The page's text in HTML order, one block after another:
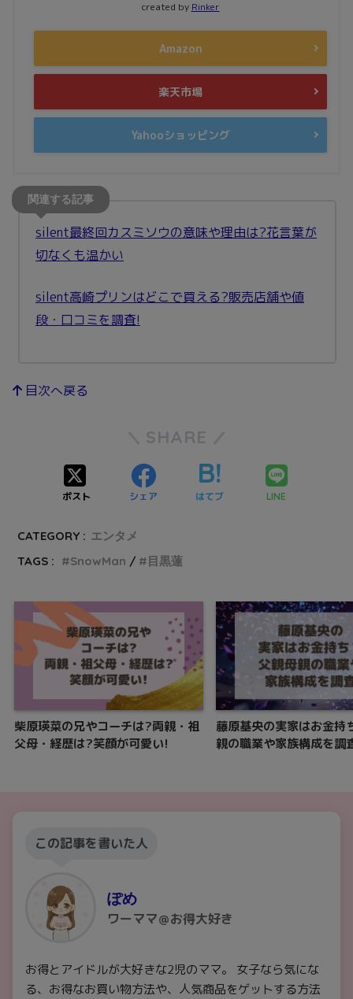
created by Rinker
Amazon
楽天市場
Yahooショッピング
silent最終回カスミソウの意味や理由は?花言葉が
切なくも温かい
silent高崎プリンはどこで買える?販売店舗や値
段・口コミを調査!
目次へ戻る
SHARE
ポスト シェア はてブ LINE
CATEGORY : エンタメ
TAGS :
SnowMan 目黒蓮
柴原瑛菜の兄やコーチは?両親・祖
父母・経歴は?笑顔が可愛い!
藤原基央の実家はお金持
親の職業や家族構成を調
この記事を書いた人
ぽめ
ワーママ＠お得大好き
お得とアイドルが大好きな2児のママ。 女子なら気にな
る、お得なお買い物方法や、人気商品をゲットする方法